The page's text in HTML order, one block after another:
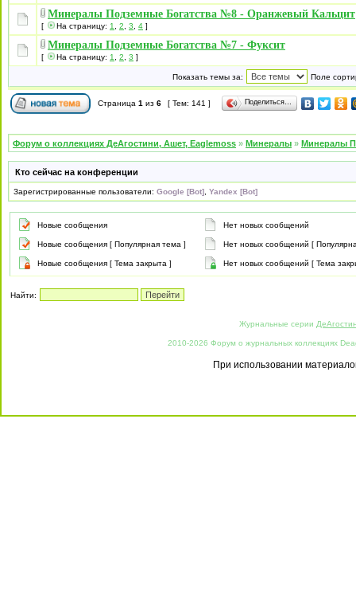
Минералы Подземные Богатства №8 - Оранжевый Кальцит
[ На страницу: 1 2 3 4 ]
Минералы Подземные Богатства №7 - Фуксит
[ На страницу: 1 2 3 ]
Показать темы за: Поле
Страница 1 из 6 [ Тем: 141 ] Поделиться…
Форум о коллекциях ДеАгостини, Ашет, Eaglemoss » Минералы » Минералы
Кто сейчас на конференции
Зарегистрированные пользователи: Google [Bot] Yandex [Bot]
Новые сообщения Нет новых сообщений
Новые сообщения [ Популярная тема ] Нет новых сообщений [
Новые сообщения [ Тема закрыта ] Нет новых сообщений [ Тема
Найти:
Журнальные серии
2010-2026 Форум о журнальных коллекциях
При использовании